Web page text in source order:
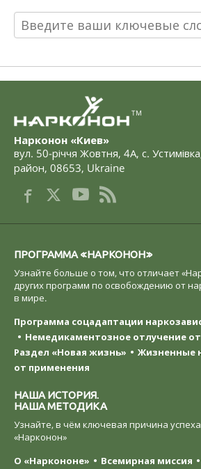
TM
Нарконон «Киев»
вул. 50-річчя Жовтня, 4А, с.
район, 08653, Ukraine
ПРОГРАММА «НАРКОНОН»
Узнайте больше о том, что отличает
других программ по освобождению от
в мире.
Программа соцадаптации
Немедикаментозное отлучение
Раздел «Новая жизнь»
Жизненные
от применения
НАША ИСТОРИЯ.
НАША МЕТОДИКА
Узнайте, в чём ключевая причина
«Нарконон»
О «Наркононе»
Всемирная миссия